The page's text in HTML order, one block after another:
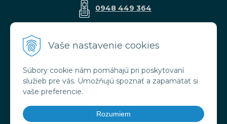
Vaše nastavenie cookies
Súbory cookie nám pomáhajú pri poskytovaní
služieb pre vás. Umožňujú spoznať a zapamätať si
vaše preferencie.
Rozumiem
0948 449 364
VŠETKO O NÁKUPE
Obchodné podmienky
Doprava a platba
Ochrana osobných údajov